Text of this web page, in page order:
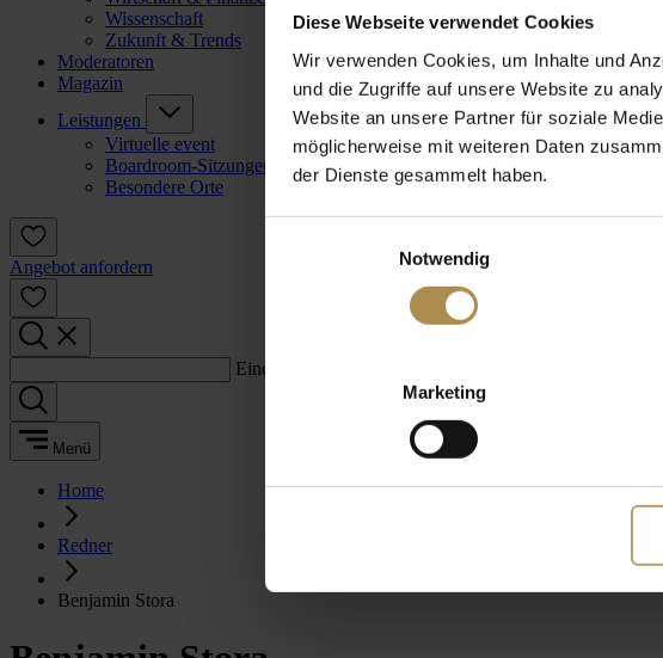
Diese Webseite verwendet Cookies
Wir verwenden Cookies, um Inhalte und
und die Zugriffe auf unsere Website zu
Website an unsere Partner für soziale
möglicherweise mit weiteren Daten
der Dienste gesammelt haben.
Notwendig
Marketing
Wissenschaft
Zukunft & Trends
Moderatoren
Magazin
Leistungen
Virtuelle event
Boardroom-Sitzungen
Besondere Orte
Angebot anfordern
Einen Suchbegriff eingeben:
Menü
Home
Redner
Benjamin Stora